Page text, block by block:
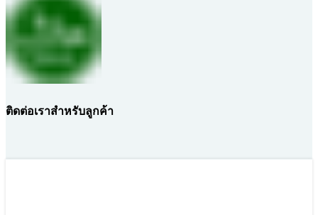
ติดต่อเราสำหรับลูกค้า